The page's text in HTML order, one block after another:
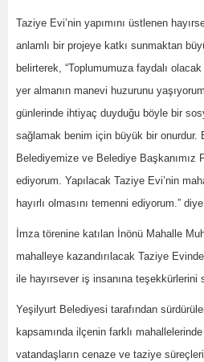
Taziye Evi’nin yapımını üstlenen
anlamlı bir projeye katkı sunmaktan
belirterek, “Toplumumuza faydalı
yer almanın manevi huzurunu
günlerinde ihtiyaç duyduğu böyle bir
sağlamak benim için büyük bir onurdur.
Belediyemize ve Belediye Başkanımız
ediyorum. Yapılacak Taziye Evi’nin
hayırlı olmasını temenni ediyorum.”
İmza törenine katılan İnönü Mahalle
mahalleye kazandırılacak Taziye
ile hayırsever iş insanına teşekkürlerini
Yeşilyurt Belediyesi tarafından
kapsamında ilçenin farklı
vatandaşların cenaze ve taziye